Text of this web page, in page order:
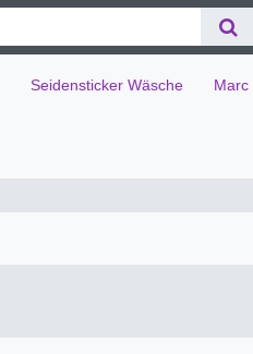
Seidensticker Wäsche Marc